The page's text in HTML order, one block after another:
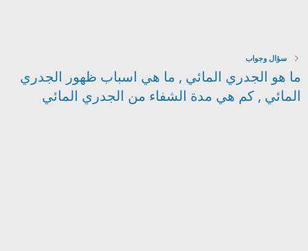
سؤال وجواب
ما هو الجدري المائي , ما هي اسباب ظهور الجدري
المائي , كم هي مدة الشفاء من الجدري المائي